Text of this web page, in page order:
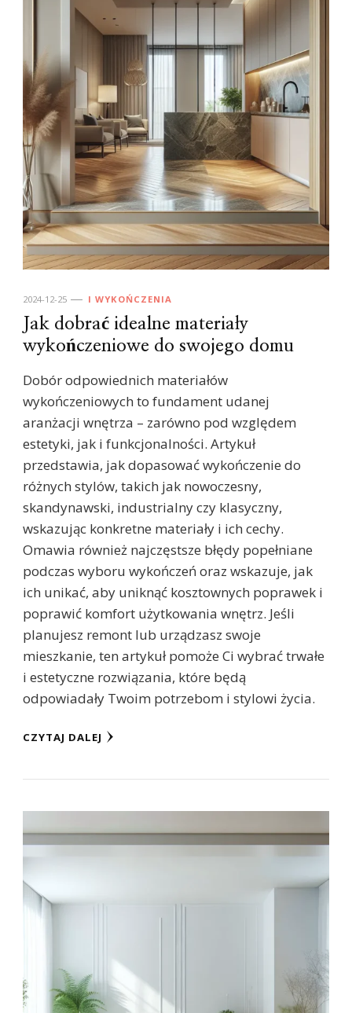
2024-12-25 I WYKOŃCZENIA
Jak dobrać idealne materiały
wykończeniowe do swojego domu
Dobór odpowiednich materiałów
wykończeniowych to fundament udanej
aranżacji wnętrza – zarówno pod względem
estetyki, jak i funkcjonalności. Artykuł
przedstawia, jak dopasować wykończenie do
różnych stylów, takich jak nowoczesny,
skandynawski, industrialny czy klasyczny,
wskazując konkretne materiały i ich cechy.
Omawia również najczęstsze błędy popełniane
podczas wyboru wykończeń oraz wskazuje, jak
ich unikać, aby uniknąć kosztownych poprawek i
poprawić komfort użytkowania wnętrz. Jeśli
planujesz remont lub urządzasz swoje
mieszkanie, ten artykuł pomoże Ci wybrać trwałe
i estetyczne rozwiązania, które będą
odpowiadały Twoim potrzebom i stylowi życia.
CZYTAJ DALEJ